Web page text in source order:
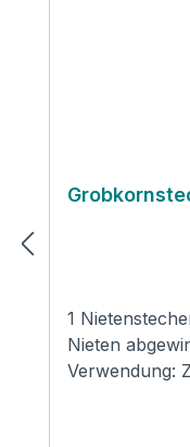
1
Nieten
Verwendung: